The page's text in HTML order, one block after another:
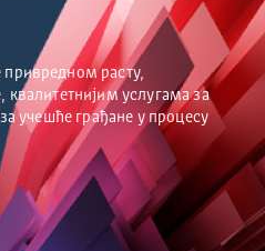
расту,
квалитетнијим услугама за
учешће грађане у процесу